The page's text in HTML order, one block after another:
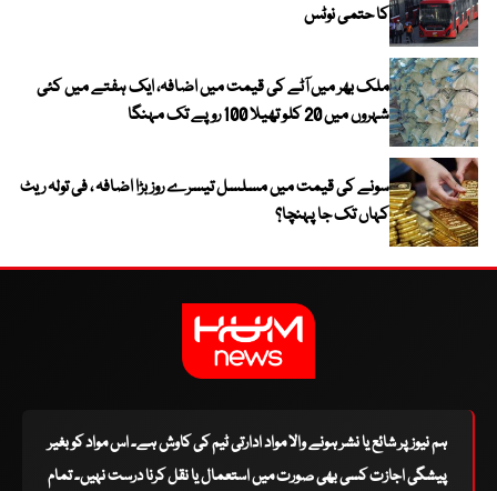
کا حتمی نوٹس
ملک بھر میں آٹے کی قیمت میں اضافہ، ایک ہفتے میں کئی
شہروں میں 20 کلو تھیلا 100 روپے تک مہنگا
سونے کی قیمت میں مسلسل تیسرے روز بڑا اضافہ ، فی تولہ ریٹ
کہاں تک جا پہنچا؟
ہم نیوز پر شائع یا نشر ہونے والا مواد ادارتی ٹیم کی کاوش ہے۔ اس مواد کو بغیر
پیشگی اجازت کسی بھی صورت میں استعمال یا نقل کرنا درست نہیں۔ تمام